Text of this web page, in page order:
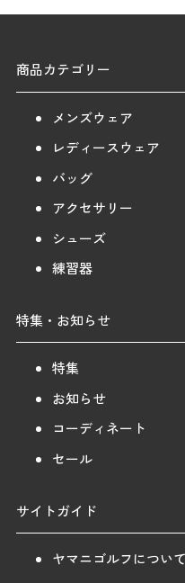
商品カテゴリー
メンズウェア
レディースウェア
バッグ
アクセサリー
シューズ
練習器
特集・お知らせ
特集
お知らせ
コーディネート
セール
サイトガイド
ヤマニゴルフについて